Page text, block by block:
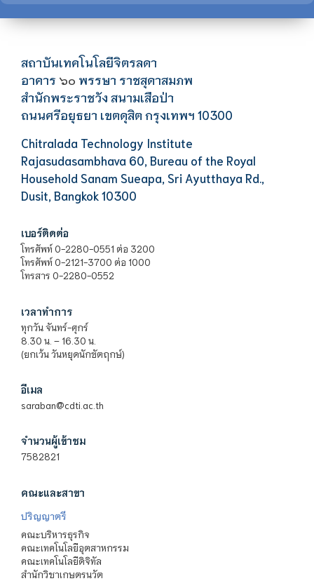
สถาบันเทคโนโลยีจิตรลดา
อาคาร ๖๐ พรรษา ราชสุดาสมภพ
สำนักพระราชวัง สนามเสือป่า
ถนนศรีอยุธยา เขตดุสิต กรุงเทพฯ 10300
Chitralada Technology Institute
Rajasudasambhava 60, Bureau of the Royal
Household Sanam Sueapa, Sri Ayutthaya Rd.,
Dusit, Bangkok 10300
เบอร์ติดต่อ
โทรศัพท์ 0-2280-0551 ต่อ 3200
โทรศัพท์ 0-2121-3700 ต่อ 1000
โทรสาร 0-2280-0552
เวลาทำการ
ทุกวัน จันทร์-ศุกร์
8.30 น. – 16.30 น.
(ยกเว้น วันหยุดนักขัตฤกษ์)
อีเมล
saraban@cdti.ac.th
จำนวนผู้เข้าชม
7582821
คณะและสาขา
ปริญญาตรี
คณะบริหารธุรกิจ
คณะเทคโนโลยีอุตสาหกรรม
คณะเทคโนโลยีดิจิทัล
สำนักวิชาเกษตรนวัต